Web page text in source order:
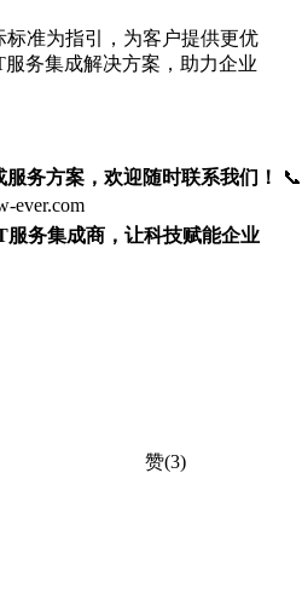
准为指引，为客户提供更优
务集成解决方案，助力企业
务方案，欢迎随时联系我们！
ever.com
务集成商，让科技赋能企业
赞(3)